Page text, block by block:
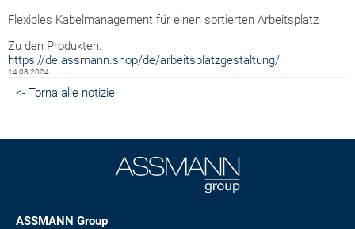
Flexibles Kabelmanagement für einen sortierten Arbeitsplatz
Zu den Produkten:
https://de.assmann.shop/de/arbeitsplatzgestaltung/
14.08.2024
<- Torna alle notizie
ASSMANN Group